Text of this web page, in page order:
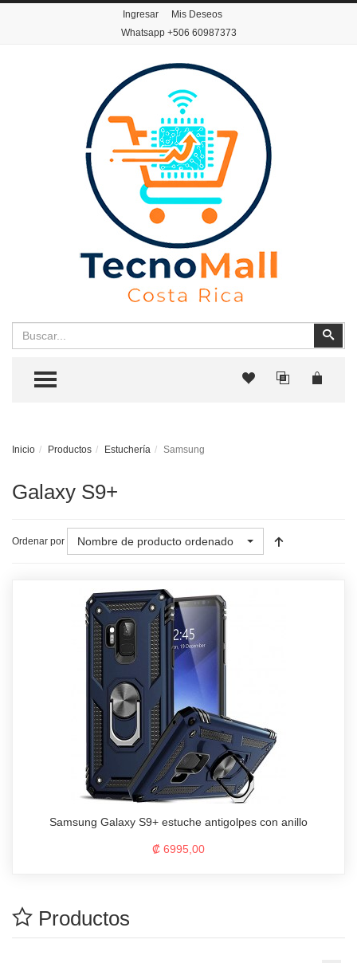
Ingresar
Mis Deseos
Whatsapp+506 60987373
TOGGLE MENU
Inicio Productos Estuchería Samsung
Galaxy S9+
Ordenar por Nombre de producto ordenado
Samsung Galaxy S9+ estuche antigolpes con anillo
₡ 6995,00
Productos